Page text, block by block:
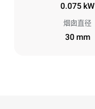
0.075 kW
烟囱直径
30 mm